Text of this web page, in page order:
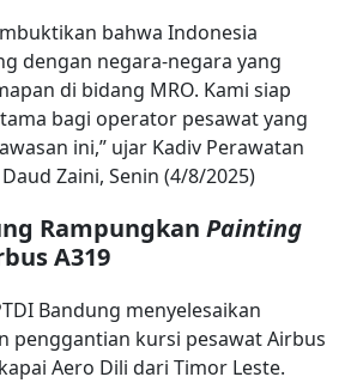
bahwa Indonesia
dengan negara-negara yang
di bidang MRO. Kami siap
bagi operator pesawat yang
ini,” ujar Kadiv Perawatan
Zaini, Senin (4/8/2025)
Rampungkan Painting
A319
Bandung menyelesaikan
penggantian kursi pesawat Airbus
Aero Dili dari Timor Leste.